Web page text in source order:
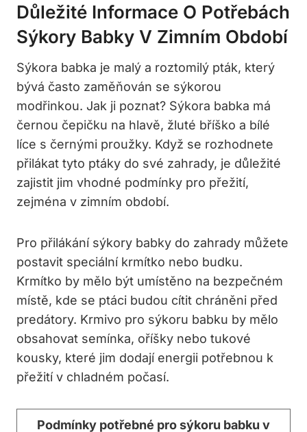
Důležité Informace O Potřebách
Sýkory Babky V Zimním Období
Sýkora babka je malý a roztomilý pták, který
bývá často zaměňován se sýkorou
modřinkou. Jak ji poznat? Sýkora babka má
černou čepičku na hlavě, žluté bříško a bílé
líce s černými proužky. Když se rozhodnete
přilákat tyto ptáky do své zahrady, je důležité
zajistit jim vhodné podmínky pro přežití,
zejména v zimním období.
Pro přilákání sýkory babky do zahrady můžete
postavit speciální krmítko nebo budku.
Krmítko by mělo být umístěno na bezpečném
místě, kde se ptáci budou cítit chráněni před
predátory. Krmivo pro sýkoru babku by mělo
obsahovat semínka, oříšky nebo tukové
kousky, které jim dodají energii potřebnou k
přežití v chladném počasí.
Podmínky potřebné pro sýkoru babku v